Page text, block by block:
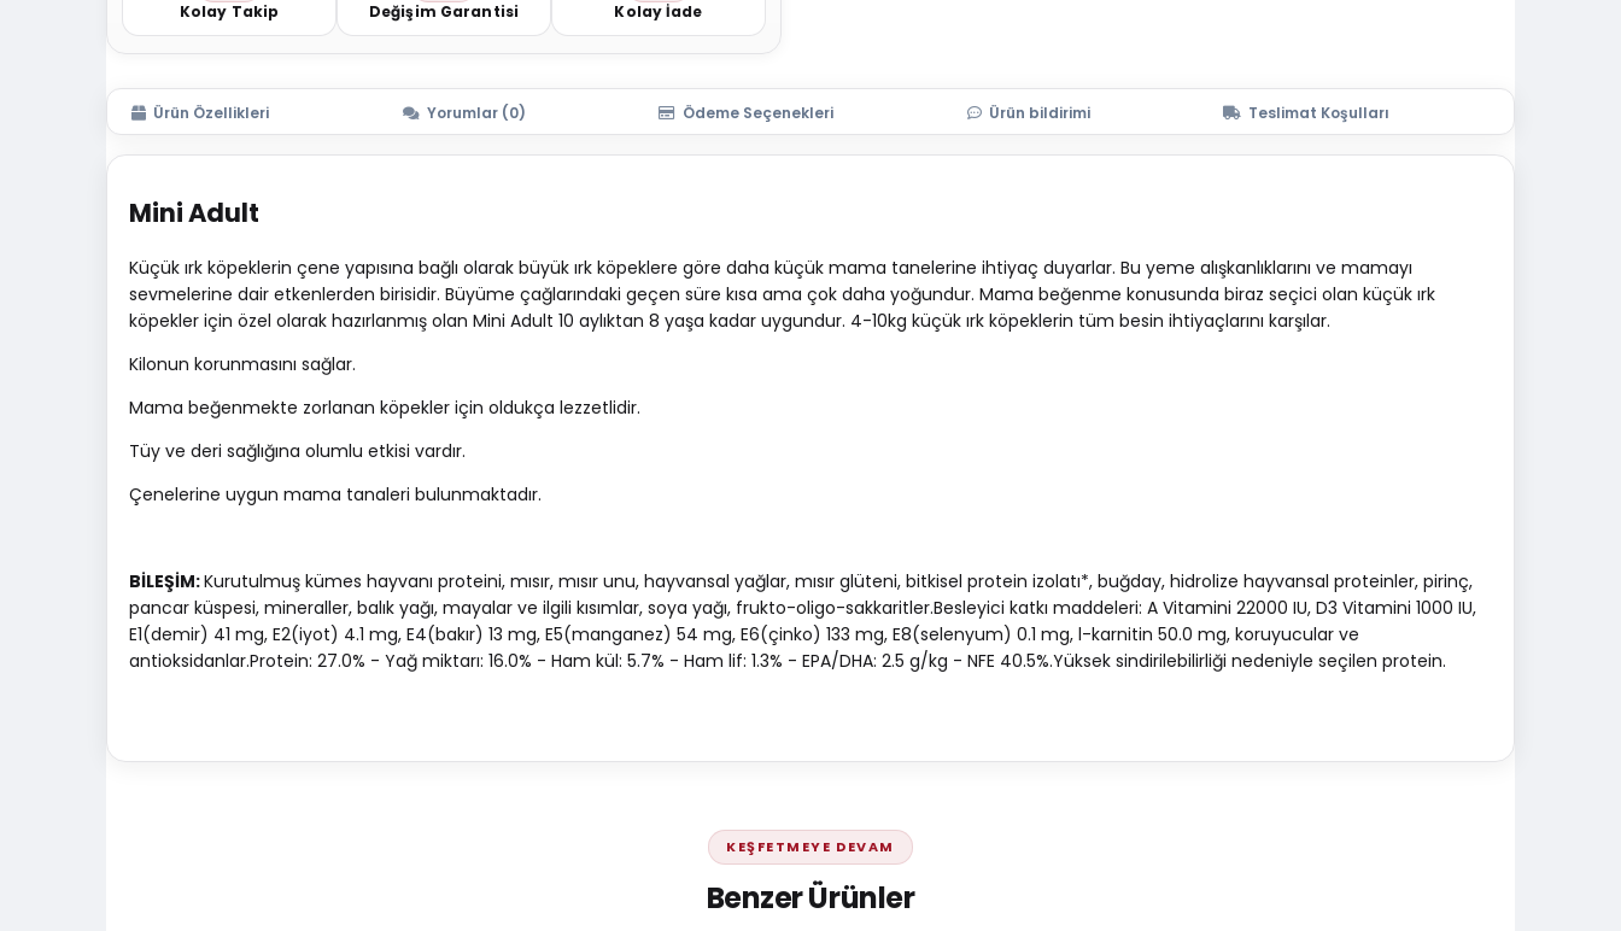
Kolay Takip Değişim Garantisi Kolay İade
Ürün Özellikleri Yorumlar (0) Ödeme Seçenekleri Ürün bildirimi Teslimat Koşulları
Mini Adult
Küçük ırk köpeklerin çene yapısına bağlı olarak büyük ırk köpeklere göre daha küçük mama tanelerine ihtiyaç duyarlar. Bu yeme alışkanlıklarını ve mamayı
sevmelerine dair etkenlerden birisidir. Büyüme çağlarındaki geçen süre kısa ama çok daha yoğundur. Mama beğenme konusunda biraz seçici olan küçük ırk
köpekler için özel olarak hazırlanmış olan Mini Adult 10 aylıktan 8 yaşa kadar uygundur. 4-10kg küçük ırk köpeklerin tüm besin ihtiyaçlarını karşılar.
Kilonun korunmasını sağlar.
Mama beğenmekte zorlanan köpekler için oldukça lezzetlidir.
Tüy ve deri sağlığına olumlu etkisi vardır.
Çenelerine uygun mama tanaleri bulunmaktadır.
BİLEŞİM:Kurutulmuş kümes hayvanı proteini, mısır, mısır unu, hayvansal yağlar, mısır glüteni, bitkisel protein izolatı*, buğday, hidrolize hayvansal proteinler, pirinç,
pancar küspesi, mineraller, balık yağı, mayalar ve ilgili kısımlar, soya yağı, frukto-oligo-sakkaritler.Besleyici katkı maddeleri: A Vitamini 22000 IU, D3 Vitamini 1000 IU,
E1(demir) 41 mg, E2(iyot) 4.1 mg, E4(bakır) 13 mg, E5(manganez) 54 mg, E6(çinko) 133 mg, E8(selenyum) 0.1 mg, l-karnitin 50.0 mg, koruyucular ve
antioksidanlar.Protein: 27.0% - Yağ miktarı: 16.0% - Ham kül: 5.7% - Ham lif: 1.3% - EPA/DHA: 2.5 g/kg - NFE 40.5%.Yüksek sindirilebilirliği nedeniyle seçilen protein.
KEŞFETMEYE DEVAM
Benzer Ürünler